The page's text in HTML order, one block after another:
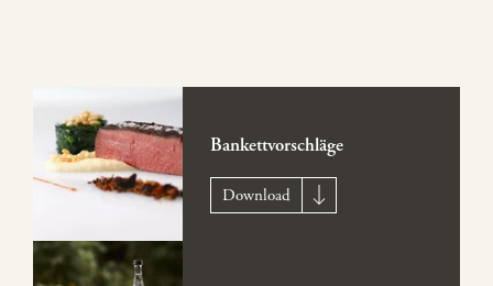
Bankettvorschläge
Download